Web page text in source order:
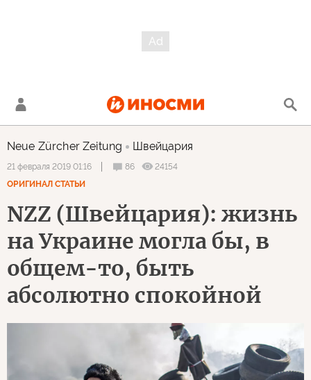
Neue Zürcher Zeitung Швейцария
21 февраля 2019 01:16 86
24154
ОРИГИНАЛ СТАТЬИ
NZZ (Швейцария): жизнь
на Украине могла бы, в
общем-то, быть
абсолютно спокойной